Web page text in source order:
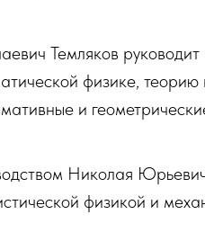
Темляков
физике,
и
Николая
физикой и